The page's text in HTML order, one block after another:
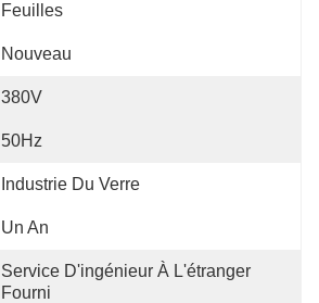
Feuilles
Nouveau
380V
50Hz
Industrie Du Verre
Un An
Service D'ingénieur À L'étranger
Fourni